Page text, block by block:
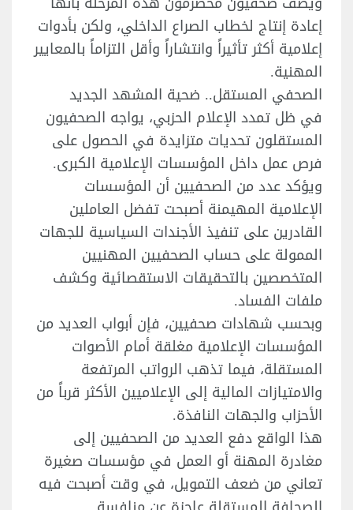
إعادة إنتاج لخطاب الصراع الداخلي، ولكن بأدوات
إعلامية أكثر تأثيراً وانتشاراً وأقل التزاماً بالمعايير
المهنية.
الصحفي المستقل.. ضحية المشهد الجديد
في ظل تمدد الإعلام الحزبي، يواجه الصحفيون
المستقلون تحديات متزايدة في الحصول على
فرص عمل داخل المؤسسات الإعلامية الكبرى.
ويؤكد عدد من الصحفيين أن المؤسسات
الإعلامية المهيمنة أصبحت تفضل العاملين
القادرين على تنفيذ الأجندات السياسية للجهات
الممولة على حساب الصحفيين المهنيين
المتخصصين بالتحقيقات الاستقصائية وكشف
ملفات الفساد.
وبحسب شهادات صحفيين، فإن أبواب العديد من
المؤسسات الإعلامية مغلقة أمام الأصوات
المستقلة، فيما تذهب الرواتب المرتفعة
والامتيازات المالية إلى الإعلاميين الأكثر قرباً من
الأحزاب والجهات النافذة.
هذا الواقع دفع العديد من الصحفيين إلى
مغادرة المهنة أو العمل في مؤسسات صغيرة
تعاني من ضعف التمويل، في وقت أصبحت فيه